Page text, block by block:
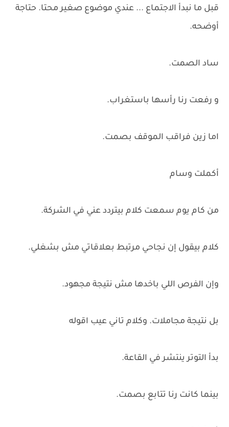
قبل ما نبدأ الاجتماع ... عندي موضوع صغير محتا. حتاجة
أوضحه.
ساد الصمت.
و رفعت رنا رأسها باستغراب.
اما زين فراقب الموقف بصمت.
أكملت وسام
من كام يوم سمعت كلام بيتردد عني في الشركة.
كلام بيقول إن نجاحي مرتبط بعلاقاتي مش بشغلي.
وإن الفرص اللي باخدها مش نتيجة مجهود.
بل نتيجة مجاملات. وكلام تاني عيب اقوله
بدأ التوتر ينتشر في القاعة.
بينما كانت رنا تتابع بصمت.